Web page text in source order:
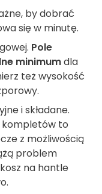
by dobrać
się w minutę.
Pole
minimumdla
też wysokość
i składane.
kompletów to
z możliwością
problem
na hantle